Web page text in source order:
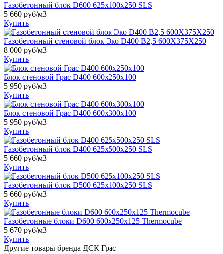
Газобетонный блок D600 625х100х250 SLS
5 660 руб/м3
Купить
Газобетонный стеновой блок Эко D400 B2,5 600X375X250
8 000 руб/м3
Купить
Блок стеновой Грас D400 600x250x100
5 950 руб/м3
Купить
Блок стеновой Грас D400 600x300x100
5 950 руб/м3
Купить
Газобетонный блок D400 625х500х250 SLS
5 660 руб/м3
Купить
Газобетонный блок D500 625х100х250 SLS
5 660 руб/м3
Купить
Газобетонные блоки D600 600х250х125 Thermocube
5 670 руб/м3
Купить
Другие товары бренда ДСК Грас